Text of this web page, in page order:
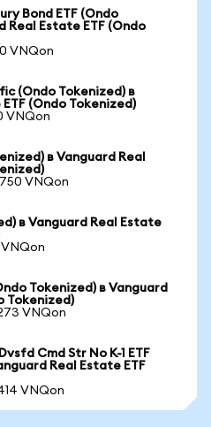
Bond ETF (Ondo
Real Estate ETF (Ondo
VNQon
(Ondo Tokenized) в
(Ondo Tokenized)
VNQon
в Vanguard Real
VNQon
в Vanguard Real Estate
VNQon
Tokenized) в Vanguard
Tokenized)
VNQon
Cmd Str No K-1 ETF
Real Estate ETF
VNQon